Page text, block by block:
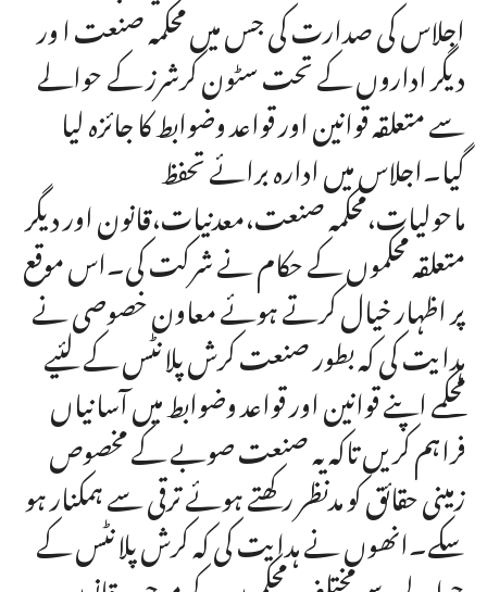
اجلاس کی صدارت کی جس میں محکمہ صنعت ا ور
دیگر اداروں کے تحت سٹون کرشرز کے حوالے
سے متعلقہ قوانین اور قواعد وضوابط کا جائزہ لیا
گیا۔اجلاس میں ادارہ برائے تحفظ
ماحولیات،محکمہ صنعت،معدنیات،قانون اور دیگر
متعلقہ محکموں کے حکام نے شرکت کی۔اس موقع
پر اظہار خیال کرتے ہوئے معاون خصوصی نے
ہدایت کی کہ بطور صنعت کرش پلانٹس کے لئیے
محکمے اپنے قوانین اور قواعد وضوابط میں آسانیاں
فراہم کریں تاکہ یہ صنعت صوبے کے مخصوص
زمینی حقائق کو مدنظر رکھتے ہوئے ترقی سے ہمکنار ہو
سکے۔انھوں نے ہدایت کی کہ کرش پلانٹس کے